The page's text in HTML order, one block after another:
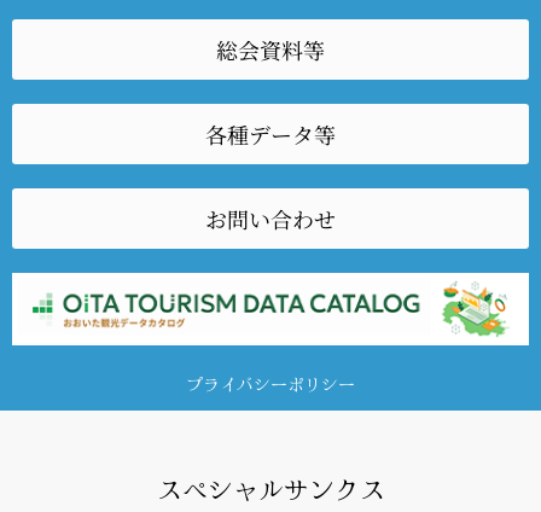
総会資料等
各種データ等
お問い合わせ
プライバシーポリシー
スペシャルサンクス